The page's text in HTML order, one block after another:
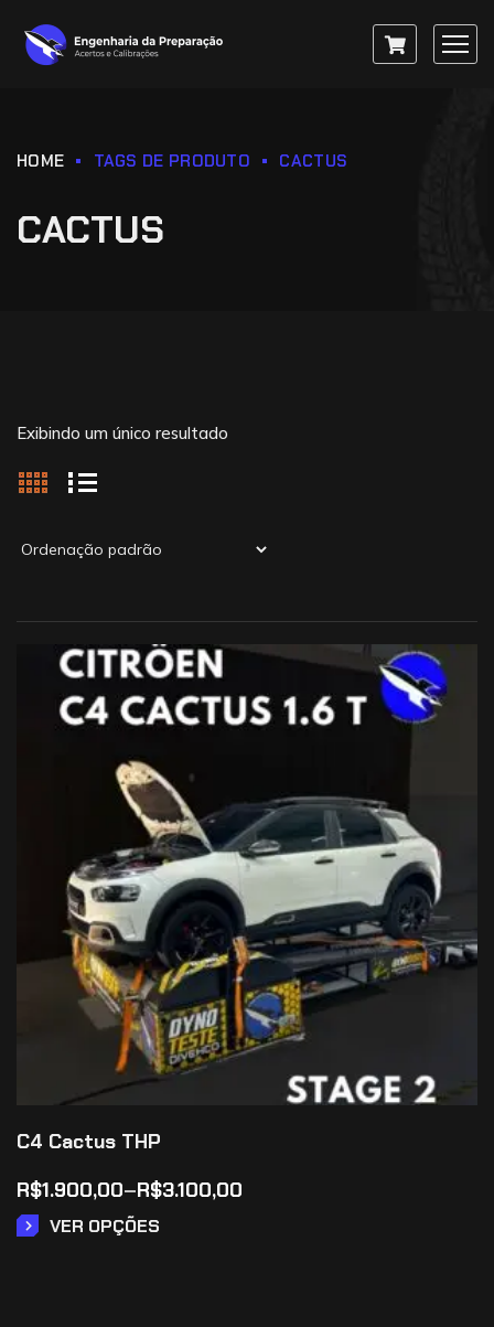
HOME TAGS DE PRODUTO CACTUS
CACTUS
Exibindo um único resultado
C4 Cactus THP
R$1.900,00–R$3.100,00
VER OPÇÕES